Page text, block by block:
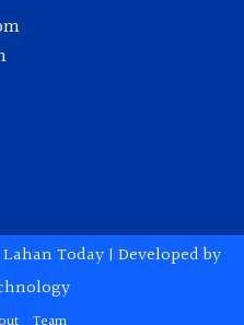
Lahan Today| Developed by